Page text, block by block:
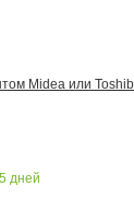
Midea или
дней